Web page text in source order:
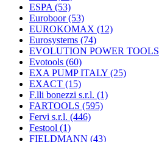
ESPA (53)
Euroboor(53)
EUROKOMAX (12)
Eurosystems (74)
EVOLUTION POWER TOOLS
Evotools (60)
EXA PUMP ITALY (25)
EXACT (15)
F.lli bonezzi s.r.l. (1)
FARTOOLS (595)
Fervi s.r.l. (446)
Festool (1)
FIELDMANN (43)